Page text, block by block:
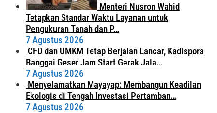
Menteri Nusron Wahid
Tetapkan Standar Waktu Layanan untuk
Pengukuran Tanah dan P…
7 Agustus 2026
CFD dan UMKM Tetap Berjalan Lancar, Kadispora
Banggai Geser Jam Start Gerak Jala…
7 Agustus 2026
Menyelamatkan Mayayap: Membangun Keadilan
Ekologis di Tengah Investasi Pertamban…
7 Agustus 2026